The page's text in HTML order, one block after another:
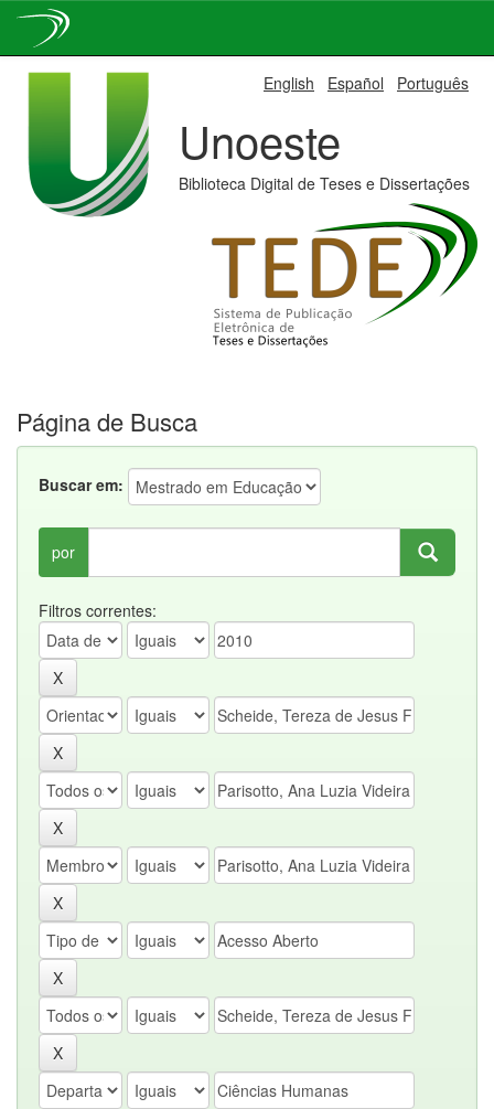
English Español Português
Unoeste
Biblioteca Digital de Teses e Dissertações
Página de Busca
Buscar em:
por
Filtros correntes: